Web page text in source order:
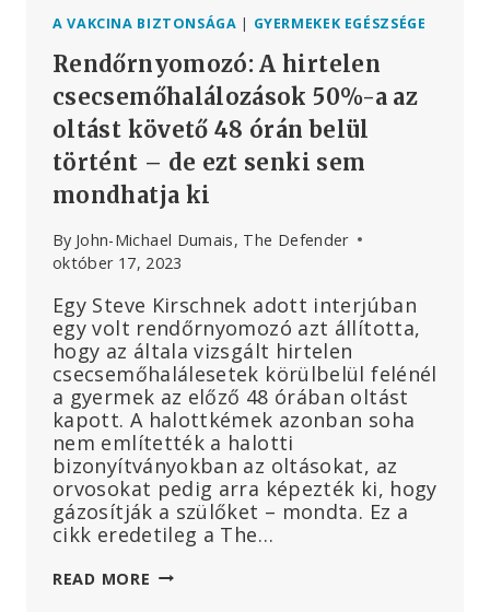
A VAKCINA BIZTONSÁGA | GYERMEKEK EGÉSZSÉGE
Rendőrnyomozó: A hirtelen
csecsemőhalálozások 50%-a az
oltást követő 48 órán belül
történt – de ezt senki sem
mondhatja ki
By John-Michael Dumais, The Defender
október 17, 2023
Egy Steve Kirschnek adott interjúban
egy volt rendőrnyomozó azt állította,
hogy az általa vizsgált hirtelen
csecsemőhalálesetek körülbelül felénél
a gyermek az előző 48 órában oltást
kapott. A halottkémek azonban soha
nem említették a halotti
bizonyítványokban az oltásokat, az
orvosokat pedig arra képezték ki, hogy
gázosítják a szülőket – mondta. Ez a
cikk eredetileg a The…
READ MORE RENDŐRNYOMOZÓ: